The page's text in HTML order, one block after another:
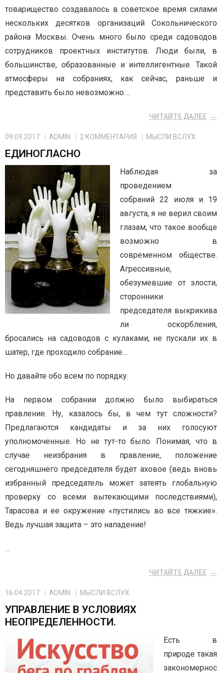
товарищество создавалось в советское время силами
нескольких десятков организаций Сокольнического
района Москвы. Очень много было среди садоводов
сотрудников проектных институтов. Люди были, в
большинстве, образованные и интеллигентные. Такой
атмосферы на собраниях, как сейчас, раньше и
представить было невозможно….
ЧИТАЙТЕ ДАЛЕЕ
09.09.2017 ADMIN 2 КОММЕНТАРИЯ МЫСЛИ ВСЛУХ
ЕДИНОГЛАСНО
Наблюдая за
проведением
собраний 22 июля и 19
августа, я не верил своим
глазам, что такое вообще
возможно в
современном обществе.
Агрессивные,
обезумевшие от злости,
сторонники
председателя выкрикива
ли оскорбления,
бросались на садоводов с кулаками, не пускали их в
шатер, где проходило собрание…
Но давайте обо всем по порядку.
На первом собрании должно было выбираться
правление. Ну, казалось бы, в чем тут сложности?
Предлагаются кандидаты и за них голосуют
уполномоченные. Но не тут-то было. Понимая, что в
случае неизбрания в правление, положение
сегодняшнего председателя будет аховое (ведь вновь
избранный председатель может затеять глобальную
проверку со всеми вытекающими последствиями),
Тарасова и ее окружение «пустились во все тяжкие».
Ведь лучшая защита – это нападение!
…
ЧИТАЙТЕ ДАЛЕЕ
16.04.2017 ADMIN МЫСЛИ ВСЛУХ
УПРАВЛЕНИЕ В УСЛОВИЯХ
НЕОПРЕДЕЛЕННОСТИ.
Есть в
природе такая
закономернос